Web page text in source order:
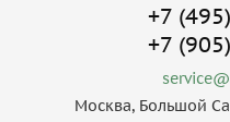
+7
+7
Москва, Большой